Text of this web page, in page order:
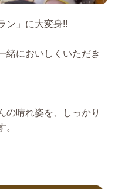
ン」に大変身!!
緒においしくいただき
の晴れ姿を、しっかり
。